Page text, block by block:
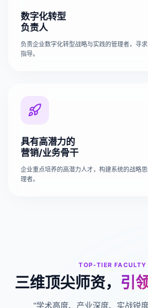
数字化转型
负责人
负责企业数字化转型战略与实践的管理者，寻
指导。
具有高潜力的
营销/业务骨干
企业重点培养的高潜力人才，构建系统的战略
理者。
TOP-TIER FACULTY
三维顶尖师资， 引
“学术高度、产业深度、实战锐